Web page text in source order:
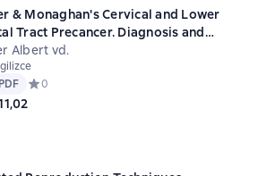
& Monaghan's Cervical and Lower
Tract Precancer. Diagnosis and
Albert vd.
PDF
PDF Средний рейтинг 0 на основе 0 оценок
0